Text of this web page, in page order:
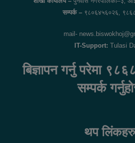
सम्पर्क – ९८०६४५६०२६,
mail-
IT-Support: Tulasi
बिज्ञापन गर्नु परेमा
सम्पर्क
थप लिंकहरु